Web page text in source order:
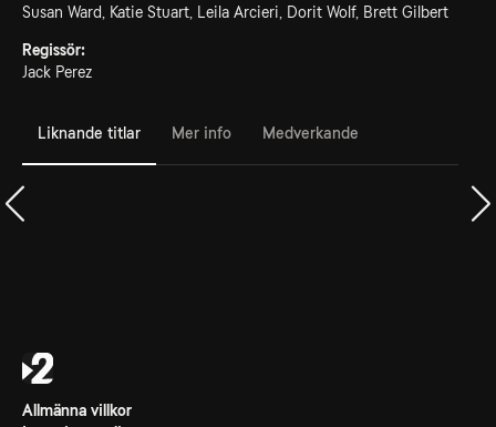
Susan Ward, Katie Stuart, Leila Arcieri, Dorit Wolf, Brett Gilbert
Regissör:
Jack Perez
Liknande titlar Mer info Medverkande
Allmänna villkor